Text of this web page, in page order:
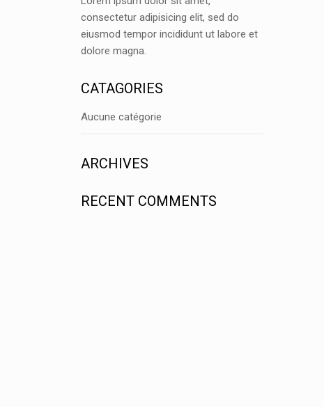
consectetur adipisicing elit, sed do
eiusmod tempor incididunt ut labore et
dolore magna.
CATAGORIES
Aucune catégorie
ARCHIVES
RECENT COMMENTS